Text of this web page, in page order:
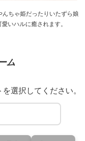
ちゃ姫だったりいたずら娘
いハルに癒されます。
ム
選択してください。